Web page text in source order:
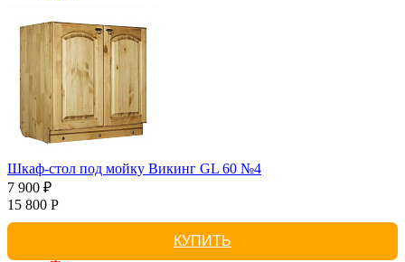
Шкаф-стол под мойку Викинг GL 60 №4
7 900 ₽
15 800 Р
КУПИТЬ